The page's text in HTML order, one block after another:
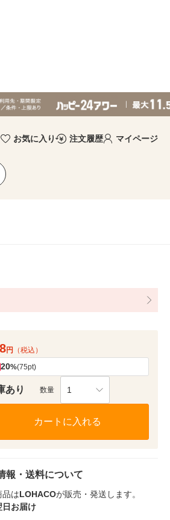
お気に入り 注文履歴 マイページ
円 （税込）
20%(75pt)
あり 数量 1
カートに入れる
報・送料について
品はLOHACOが販売・発送します。
日お届け